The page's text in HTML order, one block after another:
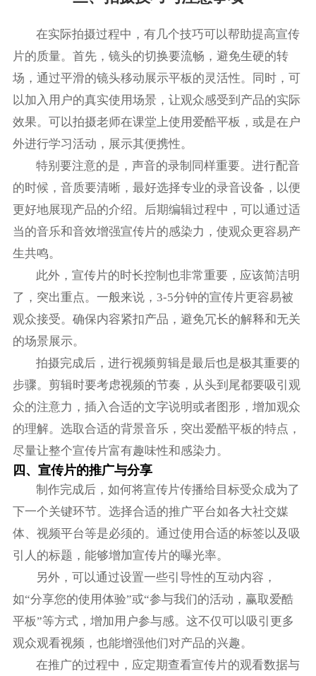
在实际拍摄过程中，有几个技巧可以帮助提高宣传
片的质量。首先，镜头的切换要流畅，避免生硬的转
场，通过平滑的镜头移动展示平板的灵活性。同时，可
以加入用户的真实使用场景，让观众感受到产品的实际
效果。可以拍摄老师在课堂上使用爱酷平板，或是在户
外进行学习活动，展示其便携性。
特别要注意的是，声音的录制同样重要。进行配音
的时候，音质要清晰，最好选择专业的录音设备，以便
更好地展现产品的介绍。后期编辑过程中，可以通过适
当的音乐和音效增强宣传片的感染力，使观众更容易产
生共鸣。
此外，宣传片的时长控制也非常重要，应该简洁明
了，突出重点。一般来说，3-5分钟的宣传片更容易被
观众接受。确保内容紧扣产品，避免冗长的解释和无关
的场景展示。
拍摄完成后，进行视频剪辑是最后也是极其重要的
步骤。剪辑时要考虑视频的节奏，从头到尾都要吸引观
众的注意力，插入合适的文字说明或者图形，增加观众
的理解。选取合适的背景音乐，突出爱酷平板的特点，
尽量让整个宣传片富有趣味性和感染力。
四、宣传片的推广与分享
制作完成后，如何将宣传片传播给目标受众成为了
下一个关键环节。选择合适的推广平台如各大社交媒
体、视频平台等是必须的。通过使用合适的标签以及吸
引人的标题，能够增加宣传片的曝光率。
另外，可以通过设置一些引导性的互动内容，
如“分享您的使用体验”或“参与我们的活动，赢取爱酷
平板”等方式，增加用户参与感。这不仅可以吸引更多
观众观看视频，也能增强他们对产品的兴趣。
在推广的过程中，应定期查看宣传片的观看数据与